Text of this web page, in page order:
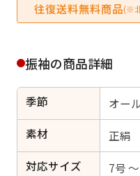
女性 男性
キャンセル
往復送料無料商品(※
振袖の商品詳細
季節
オー
素材
正絹
対応サイズ
7号